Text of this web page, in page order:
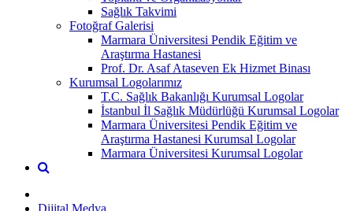
Sağlık Takvimi
Fotoğraf Galerisi
Marmara Üniversitesi Pendik Eğitim ve
Araştırma Hastanesi
Prof. Dr. Asaf Ataseven Ek Hizmet Binası
Kurumsal Logolarımız
T.C. Sağlık Bakanlığı Kurumsal Logolar
İstanbul İl Sağlık Müdürlüğü Kurumsal Logolar
Marmara Üniversitesi Pendik Eğitim ve
Araştırma Hastanesi Kurumsal Logolar
Marmara Üniversitesi Kurumsal Logolar
Dijital Medya